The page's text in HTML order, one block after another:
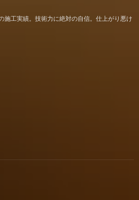
施工実績。技術力に絶対の自信。仕上がり悪け